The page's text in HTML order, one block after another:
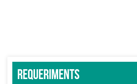
Requeriments